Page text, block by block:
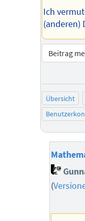
Ich
(anderen)
Beitrag
Übersicht
(